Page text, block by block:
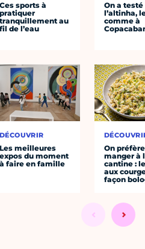
Ces sports à
pratiquer
tranquillement au
fil de l’eau
DÉCOUVRIR
Les meilleures
expos du moment
à faire en famille
On a testé
l’altinha,
comme à
On préfère
manger à
cantine :
aux
façon